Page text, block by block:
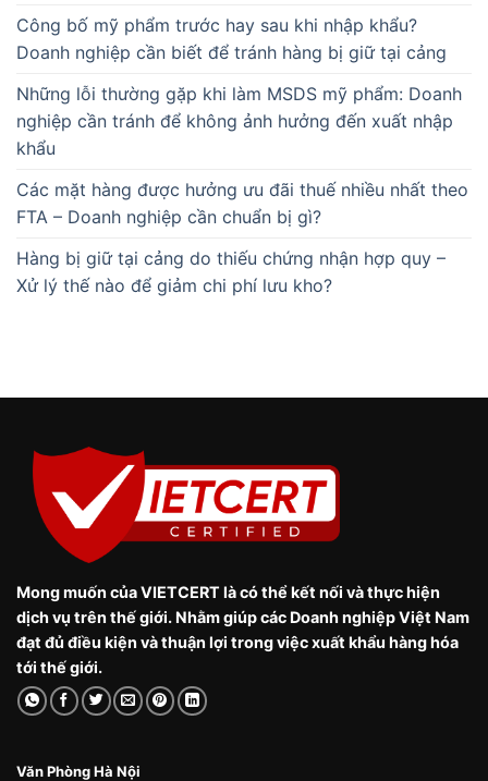
Công bố mỹ phẩm trước hay sau khi nhập khẩu?
Doanh nghiệp cần biết để tránh hàng bị giữ tại cảng
Những lỗi thường gặp khi làm MSDS mỹ phẩm: Doanh
nghiệp cần tránh để không ảnh hưởng đến xuất nhập
khẩu
Các mặt hàng được hưởng ưu đãi thuế nhiều nhất theo
FTA – Doanh nghiệp cần chuẩn bị gì?
Hàng bị giữ tại cảng do thiếu chứng nhận hợp quy –
Xử lý thế nào để giảm chi phí lưu kho?
Mong muốn của VIETCERT là có thể kết nối và thực hiện
dịch vụ trên thế giới. Nhằm giúp các Doanh nghiệp Việt Nam
đạt đủ điều kiện và thuận lợi trong việc xuất khẩu hàng hóa
tới thế giới.
Văn Phòng Hà Nội